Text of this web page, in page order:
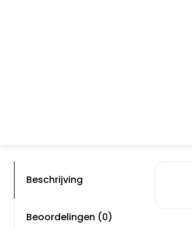
Beschrijving
Beoordelingen (0)